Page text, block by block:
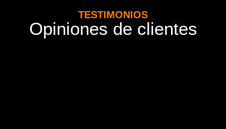
TESTIMONIOS
Opiniones de clientes